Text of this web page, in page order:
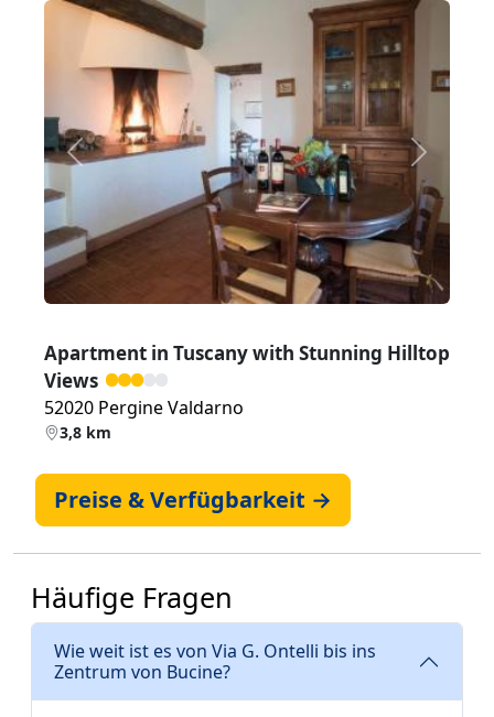
Zurück Weiter
Apartment in Tuscany with Stunning Hilltop
Views
52020 Pergine Valdarno
3,8 km
Preise & Verfügbarkeit →
Häufige Fragen
Wie weit ist es von Via G. Ontelli bis ins
Zentrum von Bucine?